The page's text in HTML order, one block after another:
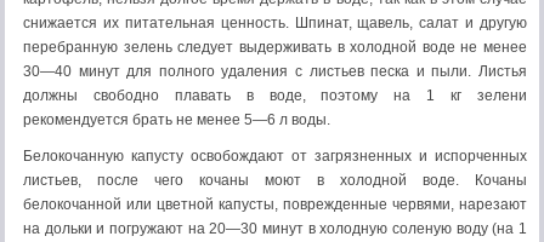
снижается их питательная ценность. Шпинат, щавель, салат и другую
перебранную зелень следует выдерживать в холодной воде не менее
30—40 минут для полного удаления с листьев песка и пыли. Листья
должны свободно плавать в воде, поэтому на 1 кг зелени
рекомендуется брать не менее 5—6 л воды.
Белокочанную капусту освобождают от загрязненных и испорченных
листьев, после чего кочаны моют в холодной воде. Кочаны
белокочанной или цветной капусты, поврежденные червями, нарезают
на дольки и погружают на 20—30 минут в холодную соленую воду (на 1